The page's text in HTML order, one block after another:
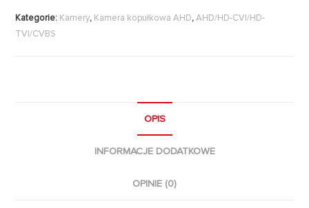
Kategorie: Kamery, Kamera kopułkowa AHD,AHD/HD-CVI/HD-
TVI/CVBS
OPIS
INFORMACJE DODATKOWE
OPINIE (0)